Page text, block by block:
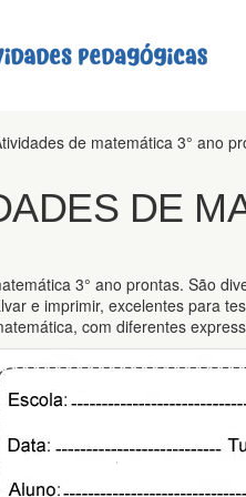
de matemática 3° ano
DE
3° ano prontas. São
e imprimir, excelentes para
com diferentes